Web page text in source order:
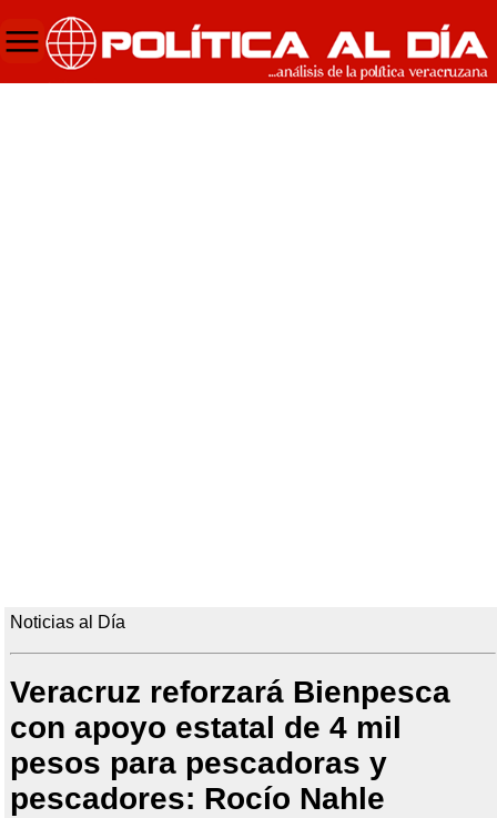
Noticias al Día
Veracruz reforzará Bienpesca
con apoyo estatal de 4 mil
pesos para pescadoras y
pescadores: Rocío Nahle